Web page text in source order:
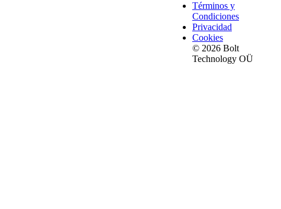
Términos y
Condiciones
Privacidad
Cookies
© 2026 Bolt
Technology OÜ